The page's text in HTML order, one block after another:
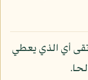
أي الذي يعطي